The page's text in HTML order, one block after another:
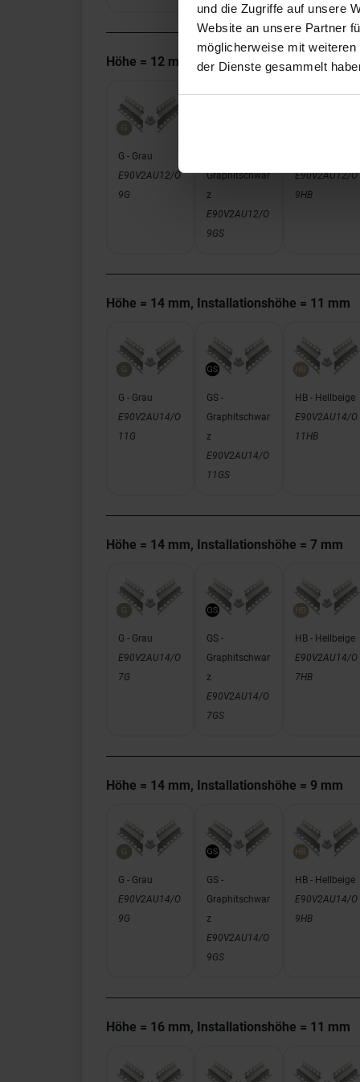
und die Zugriffe auf unsere
Website an unsere Partner
möglicherweise mit
der Dienste gesammelt
Höhe = 12 mm, Installationshöhe = 9 mm
G - Grau
E90V2AU12/O
9G
Graphitschwar
z
E90V2AU12/O
9GS
E90V2AU12/O
9HB
Höhe = 14 mm, Installationshöhe = 11 mm
G - Grau
E90V2AU14/O
11G
GS -
Graphitschwar
z
E90V2AU14/O
11GS
HB - Hellbeige
E90V2AU14/O
11HB
Höhe = 14 mm, Installationshöhe = 7 mm
G - Grau
E90V2AU14/O
7G
GS -
Graphitschwar
z
E90V2AU14/O
7GS
HB - Hellbeige
E90V2AU14/O
7HB
Höhe = 14 mm, Installationshöhe = 9 mm
G - Grau
E90V2AU14/O
9G
GS -
Graphitschwar
z
E90V2AU14/O
9GS
HB - Hellbeige
E90V2AU14/O
9HB
Höhe = 16 mm, Installationshöhe = 11 mm